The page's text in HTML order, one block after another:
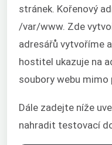
stránek. Kořenový
/var/www. Zde
adresářů vytvoříme
hostitel ukazuje na
soubory webu
Dále zadejte níže
nahradit testovací